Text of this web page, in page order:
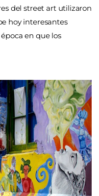
del street art utilizaron
hoy interesantes
en que los